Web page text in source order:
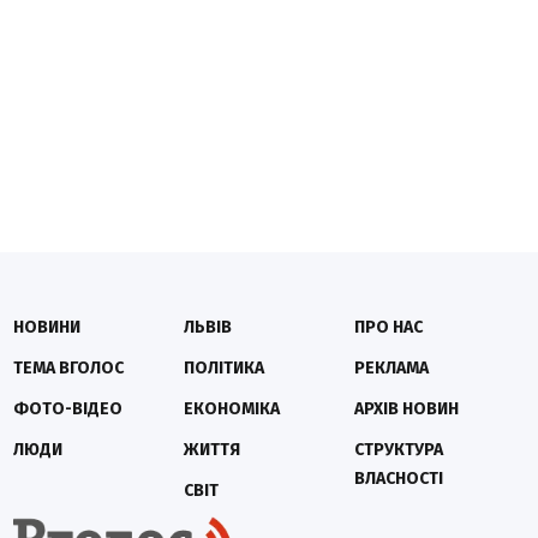
НОВИНИ
ТЕМА ВГОЛОС
ФОТО-ВІДЕО
ЛЮДИ
ЛЬВІВ
ПОЛІТИКА
ЕКОНОМІКА
ЖИТТЯ
СВІТ
ПРО НАС
РЕКЛАМА
АРХІВ НОВИН
СТРУКТУРА
ВЛАСНОСТІ